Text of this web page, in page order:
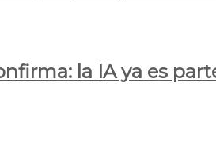
la IA ya es